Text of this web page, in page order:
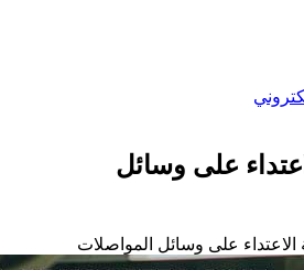
على وسائل
الاعتداء على وسائل المواصلات